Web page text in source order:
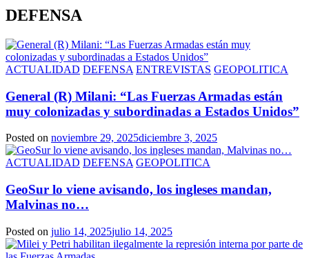
DEFENSA
ACTUALIDAD DEFENSA ENTREVISTAS GEOPOLITICA
General (R) Milani: “Las Fuerzas Armadas están
muy colonizadas y subordinadas a Estados Unidos”
Posted on noviembre 29, 2025diciembre 3, 2025
ACTUALIDAD DEFENSA GEOPOLITICA
GeoSur lo viene avisando, los ingleses mandan,
Malvinas no…
Posted on julio 14, 2025julio 14, 2025